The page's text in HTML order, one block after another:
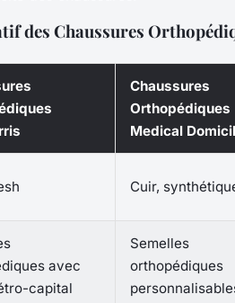
des Chaussures
Chaussures
Orthopédiques
Medical
Cuir,
avec
capital
Semelles
orthopédiques